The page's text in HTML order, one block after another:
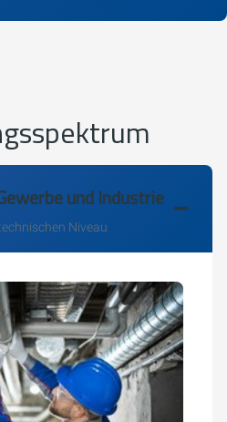
und Industrie
Niveau